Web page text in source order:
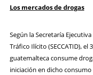
Los mercados de drogas
Según la Secretaría
Tráfico Ilícito (SECCATID),
guatemalteca consume
iniciación en dicho